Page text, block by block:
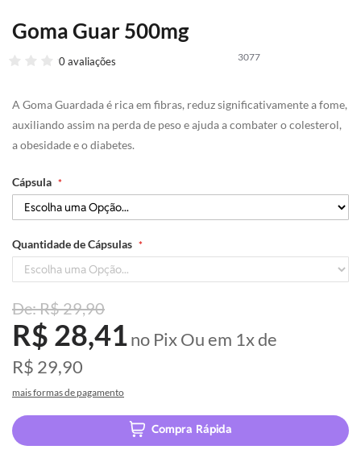
Goma Guar 500mg
3077
0 avaliações
A Goma Guardada é rica em fibras, reduz significativamente a fome,
auxiliando assim na perda de peso e ajuda a combater o colesterol,
a obesidade e o diabetes.
Cápsula
Quantidade de Cápsulas
R$ 29,90
R$ 28,41no PixOu em 1xde
R$ 29,90
mais formas de pagamento
Compra Rápida
Saltar
para
Galeria
de
imagens